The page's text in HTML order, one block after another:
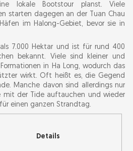
Reisen in einer
Bucht
lokale Bootstour planst. Viele
starten dagegen an der Tuan Chau
im Halong-Gebiet, bevor sie in
7.000 Hektar und ist für rund 400
bekannt. Viele sind kleiner und
in Ha Long, wodurch das
wirkt. Oft heißt es, die Gegend
Manche davon sind allerdings nur
mit der Tide auftauchen und wieder
einen ganzen Strandtag.
Details